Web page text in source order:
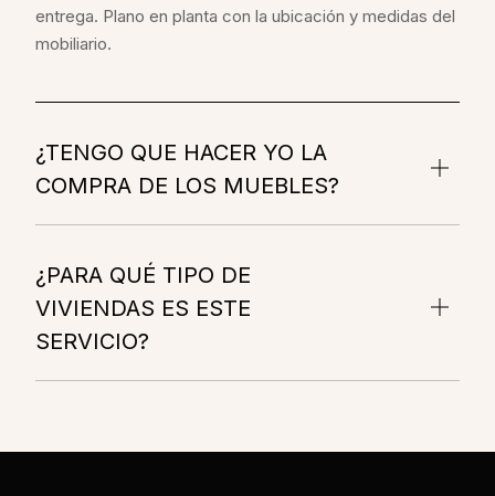
entrega. Plano en planta con la ubicación y medidas del
mobiliario.
¿TENGO QUE HACER YO LA
COMPRA DE LOS MUEBLES?
¿PARA QUÉ TIPO DE
VIVIENDAS ES ESTE
SERVICIO?